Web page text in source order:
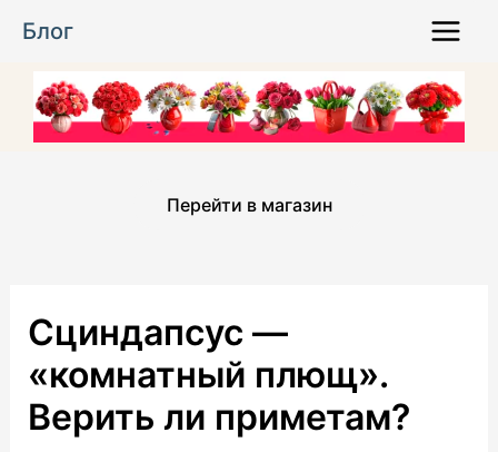
Блог
Menu
Перейти в магазин
Сциндапсус —
«комнатный плющ».
Верить ли приметам?